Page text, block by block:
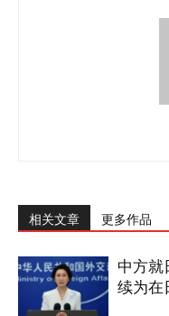
相关文章 更多作品
中方就
续为在